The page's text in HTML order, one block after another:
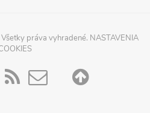
práva vyhradené. NASTAVENIA